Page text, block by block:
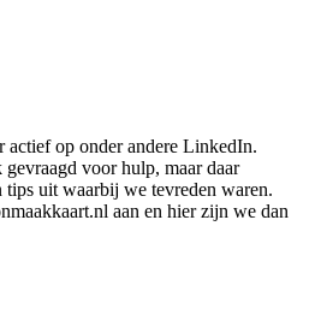
op onder andere LinkedIn.
voor hulp, maar daar
uit waarbij we tevreden waren.
aan en hier zijn we dan